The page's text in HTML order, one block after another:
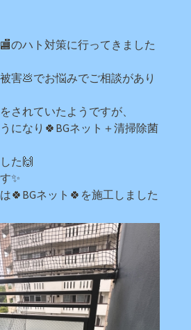
のハト対策に行ってきました
害💩でお悩みでご相談があり
されていたようですが、
になり🍀BGネット＋清掃除菌
た🙌
✨
🍀BGネット🍀を施工しました